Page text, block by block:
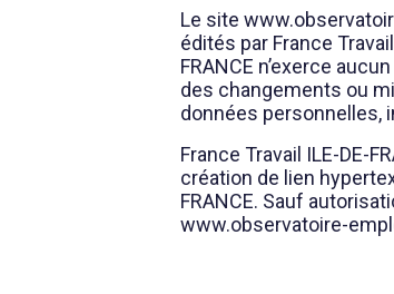
Le site
édités par France
FRANCE n’exerce
des changements ou
données personnelles,
France Travail ILE-DE-
création de lien
FRANCE. Sauf
www.observatoire-